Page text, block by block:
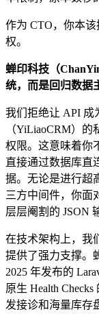
作为 CTO，你本
权。
蝉印科技（
统，而是回归数据
我们拒绝让 API 成
（YiLiaoCRM）
权限。这意味着你
直接通过数据库直
据。无论是进行超
三方中间件，你面
层层阉割的 JSON
在技术架构上，我
提供了强力支撑。
2025 年发布的
原生 Health
发接诊和海量库存